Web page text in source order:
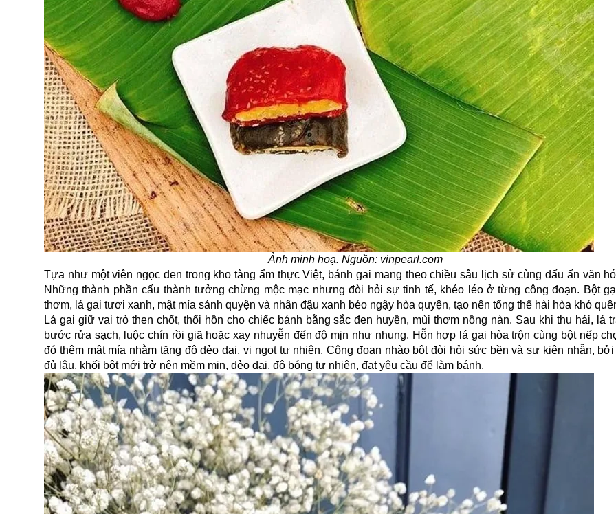
Ảnh minh hoạ. Nguồn: vinpearl.com
Tựa như một viên ngọc đen trong kho tàng ẩm thực Việt, bánh gai mang theo chiều sâu lịch sử cùng dấu ấn văn
Những thành phần cấu thành tưởng chừng mộc mạc nhưng đòi hỏi sự tinh tế, khéo léo ở từng công đoạn. Bột
thơm, lá gai tươi xanh, mật mía sánh quyện và nhân đậu xanh béo ngậy hòa quyện, tạo nên tổng thể hài hòa khó
Lá gai giữ vai trò then chốt, thổi hồn cho chiếc bánh bằng sắc đen huyền, mùi thơm nồng nàn. Sau khi thu hái, lá
bước rửa sạch, luộc chín rồi giã hoặc xay nhuyễn đến độ mịn như nhung. Hỗn hợp lá gai hòa trộn cùng bột nếp
đó thêm mật mía nhằm tăng độ dẻo dai, vị ngọt tự nhiên. Công đoạn nhào bột đòi hỏi sức bền và sự kiên nhẫn,
đủ lâu, khối bột mới trở nên mềm mịn, dẻo dai, độ bóng tự nhiên, đạt yêu cầu để làm bánh.